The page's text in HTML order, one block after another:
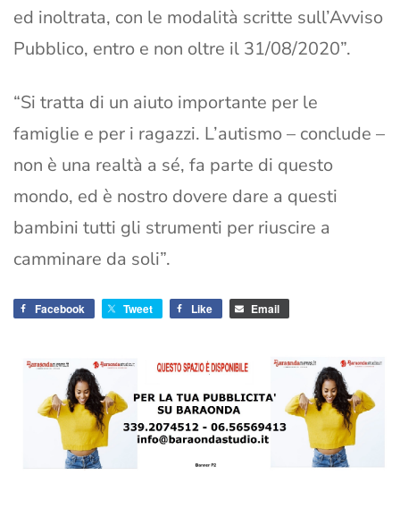
ed inoltrata, con le modalità scritte sull’Avviso
Pubblico, entro e non oltre il 31/08/2020”.
“Si tratta di un aiuto importante per le
famiglie e per i ragazzi. L’autismo – conclude –
non è una realtà a sé, fa parte di questo
mondo, ed è nostro dovere dare a questi
bambini tutti gli strumenti per riuscire a
camminare da soli”.
Facebook Tweet Like Email